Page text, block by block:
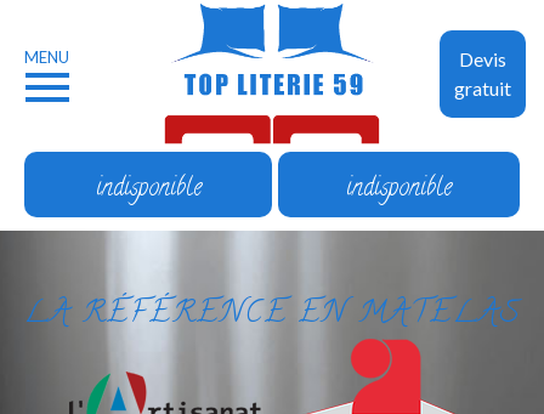
Devis
gratuit
MENU
indisponible indisponible
LA RÉFÉRENCE EN MATELAS